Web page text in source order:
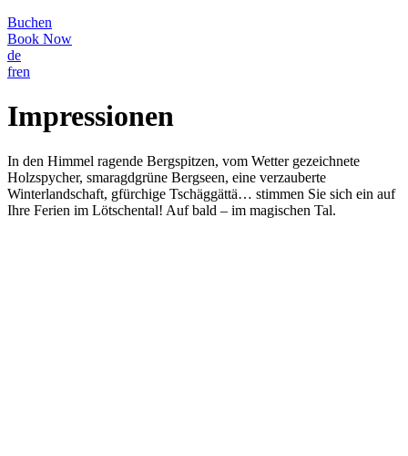
Buchen
Book Now
de
fren
Impressionen
In den Himmel ragende Bergspitzen, vom Wetter gezeichnete
Holzspycher, smaragdgrüne Bergseen, eine verzauberte
Winterlandschaft, gfürchige Tschäggättä… stimmen Sie sich ein auf
Ihre Ferien im Lötschental! Auf bald – im magischen Tal.